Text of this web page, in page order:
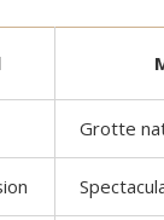
Grotte